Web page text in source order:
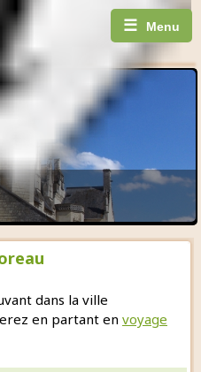
☰ Menu
dans la ville
en partant en voyage